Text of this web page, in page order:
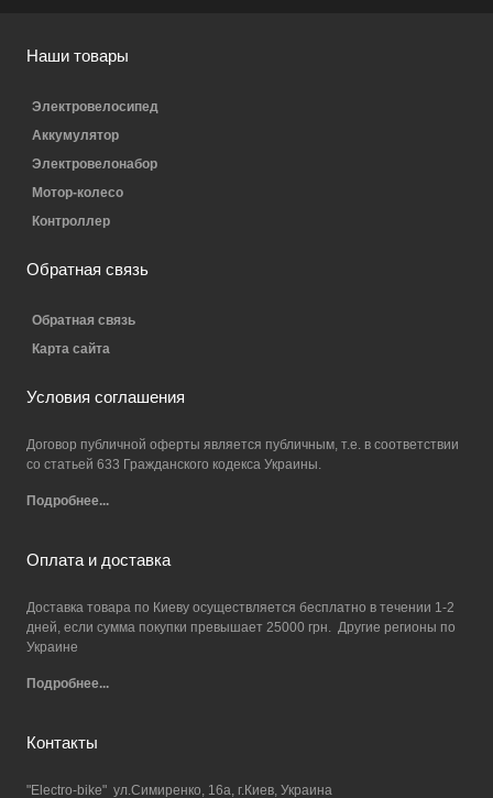
Наши товары
Электровелосипед
Аккумулятор
Электровелонабор
Мотор-колесо
Контроллер
Обратная связь
Обратная связь
Карта сайта
Условия соглашения
Договор публичной оферты является публичным, т.е. в соответствии
со статьей 633 Гражданского кодекса Украины.
Подробнее...
Оплата и доставка
Доставка товара по Киеву осуществляется бесплатно в течении 1-2
дней, если сумма покупки превышает 25000 грн. Другие регионы по
Украине
Подробнее...
Контакты
"Electro-bike" ул.Симиренко, 16а, г.Киев, Украина